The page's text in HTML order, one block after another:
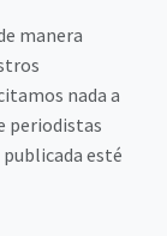
manera
nada a
periodistas
esté